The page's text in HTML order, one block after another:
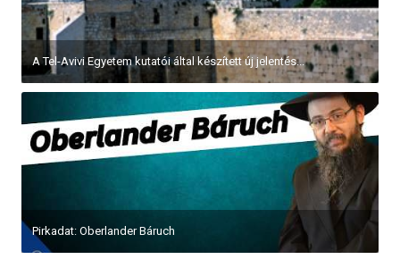
A Tel-Avivi Egyetem kutatói által készített új jelentés...
Pirkadat: Oberlander Báruch